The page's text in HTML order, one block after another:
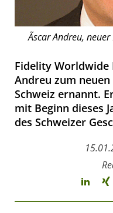
Ãscar Andreu,
Fidelity Worldwide
Andreu zum
Schweiz ernannt.
mit Beginn dieses
des Schweizer